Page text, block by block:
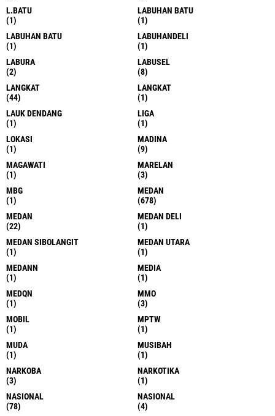
L.BATU
(1)
LABUHAN BATU
(1)
LABUHAN BATU
(1)
LABUHANDELI
(1)
LABURA
(2)
LABUSEL
(8)
LANGKAT
(44)
LANGKAT
(1)
LAUK DENDANG
(1)
LIGA
(1)
LOKASI
(1)
MADINA
(9)
MAGAWATI
(1)
MARELAN
(3)
MBG
(1)
MEDAN
(678)
MEDAN
(22)
MEDAN DELI
(1)
MEDAN SIBOLANGIT
(1)
MEDAN UTARA
(1)
MEDANN
(1)
MEDIA
(1)
MEDQN
(1)
MMO
(3)
MOBIL
(1)
MPTW
(1)
MUDA
(1)
MUSIBAH
(1)
NARKOBA
(3)
NARKOTIKA
(1)
NASIONAL
(78)
NASIONAL
(4)